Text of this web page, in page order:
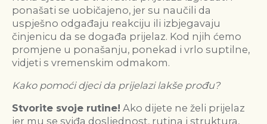
ponašati se uobičajeno, jer su naučili da
uspješno odgađaju reakciju ili izbjegavaju
činjenicu da se događa prijelaz. Kod njih ćemo
promjene u ponašanju, ponekad i vrlo suptilne,
vidjeti s vremenskim odmakom.
Kako pomoći djeci da prijelazi lakše prođu?
Stvorite svoje rutine! Ako dijete ne želi prijelaz
jer mu se sviđa dosljednost, rutina i struktura,